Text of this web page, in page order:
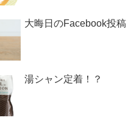
大晦日のFacebook投稿
湯シャン定着！？